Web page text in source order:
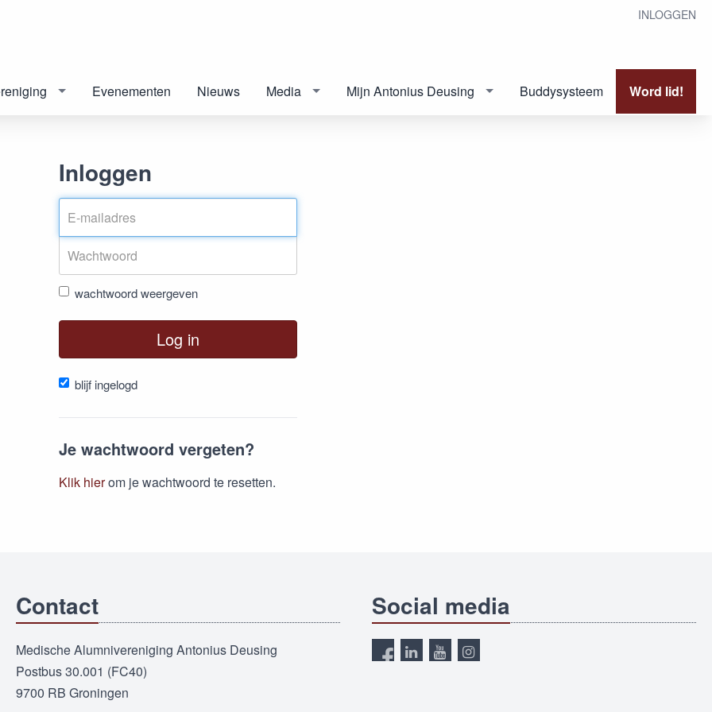
INLOGGEN
Evenementen Nieuws Media Mijn Antonius Deusing Buddysysteem Word lid!
Inloggen
wachtwoord weergeven
Log in
blijf ingelogd
Je wachtwoord vergeten?
Klik hierom je wachtwoord te resetten.
Contact
Medische Alumnivereniging Antonius Deusing
Postbus 30.001 (FC40)
9700 RB Groningen
Social media